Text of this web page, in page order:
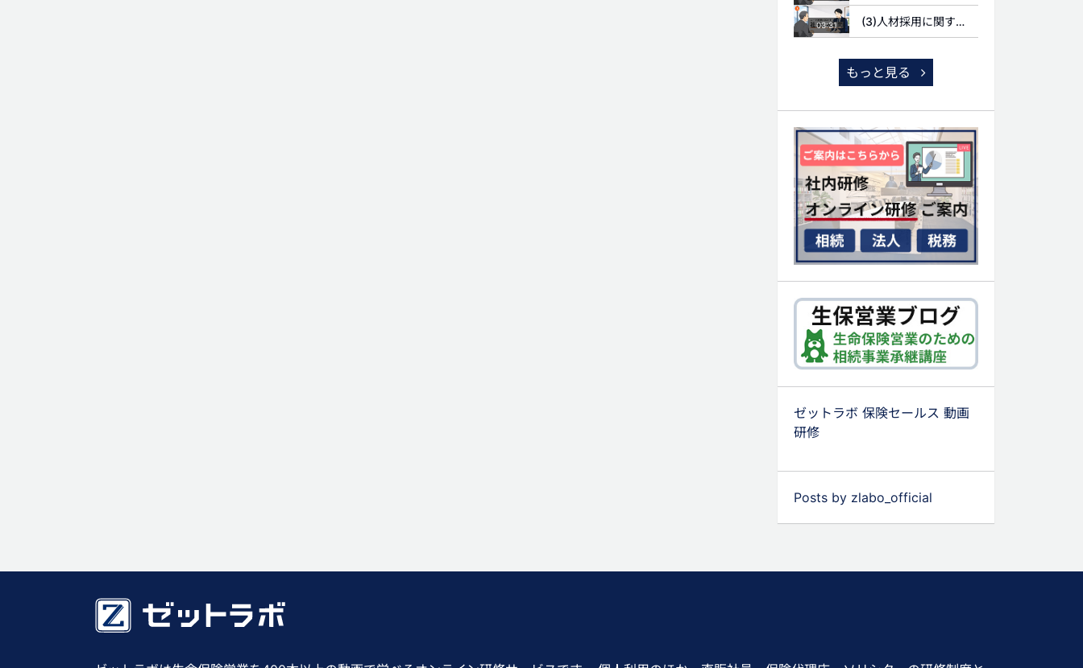
03:31 (3)人材採用に関する質問
もっと見る
ゼットラボ 保険セールス 動画
研修
Posts by zlabo_official